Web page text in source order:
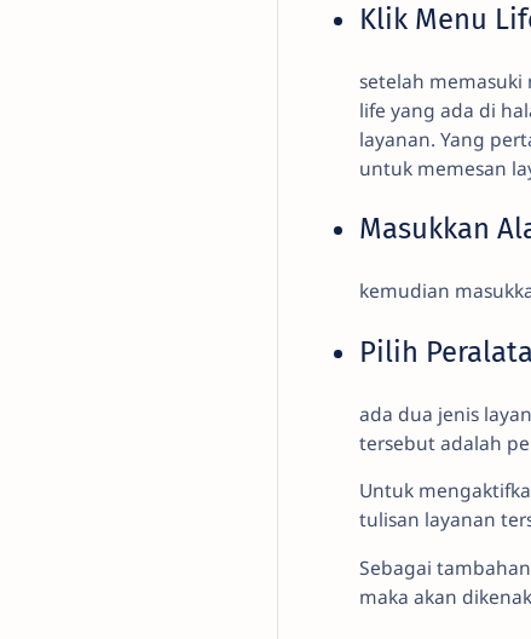
Klik Menu
setelah
life yang ada di
layanan. Yang
untuk memesan
Masukkan
kemudian
Pilih
ada dua jenis
tersebut adalah
Untuk
tulisan layanan
Sebagai
maka akan